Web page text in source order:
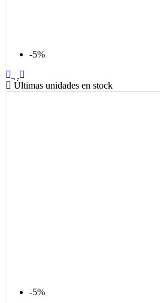
-5%
Últimas unidades en stock
-5%